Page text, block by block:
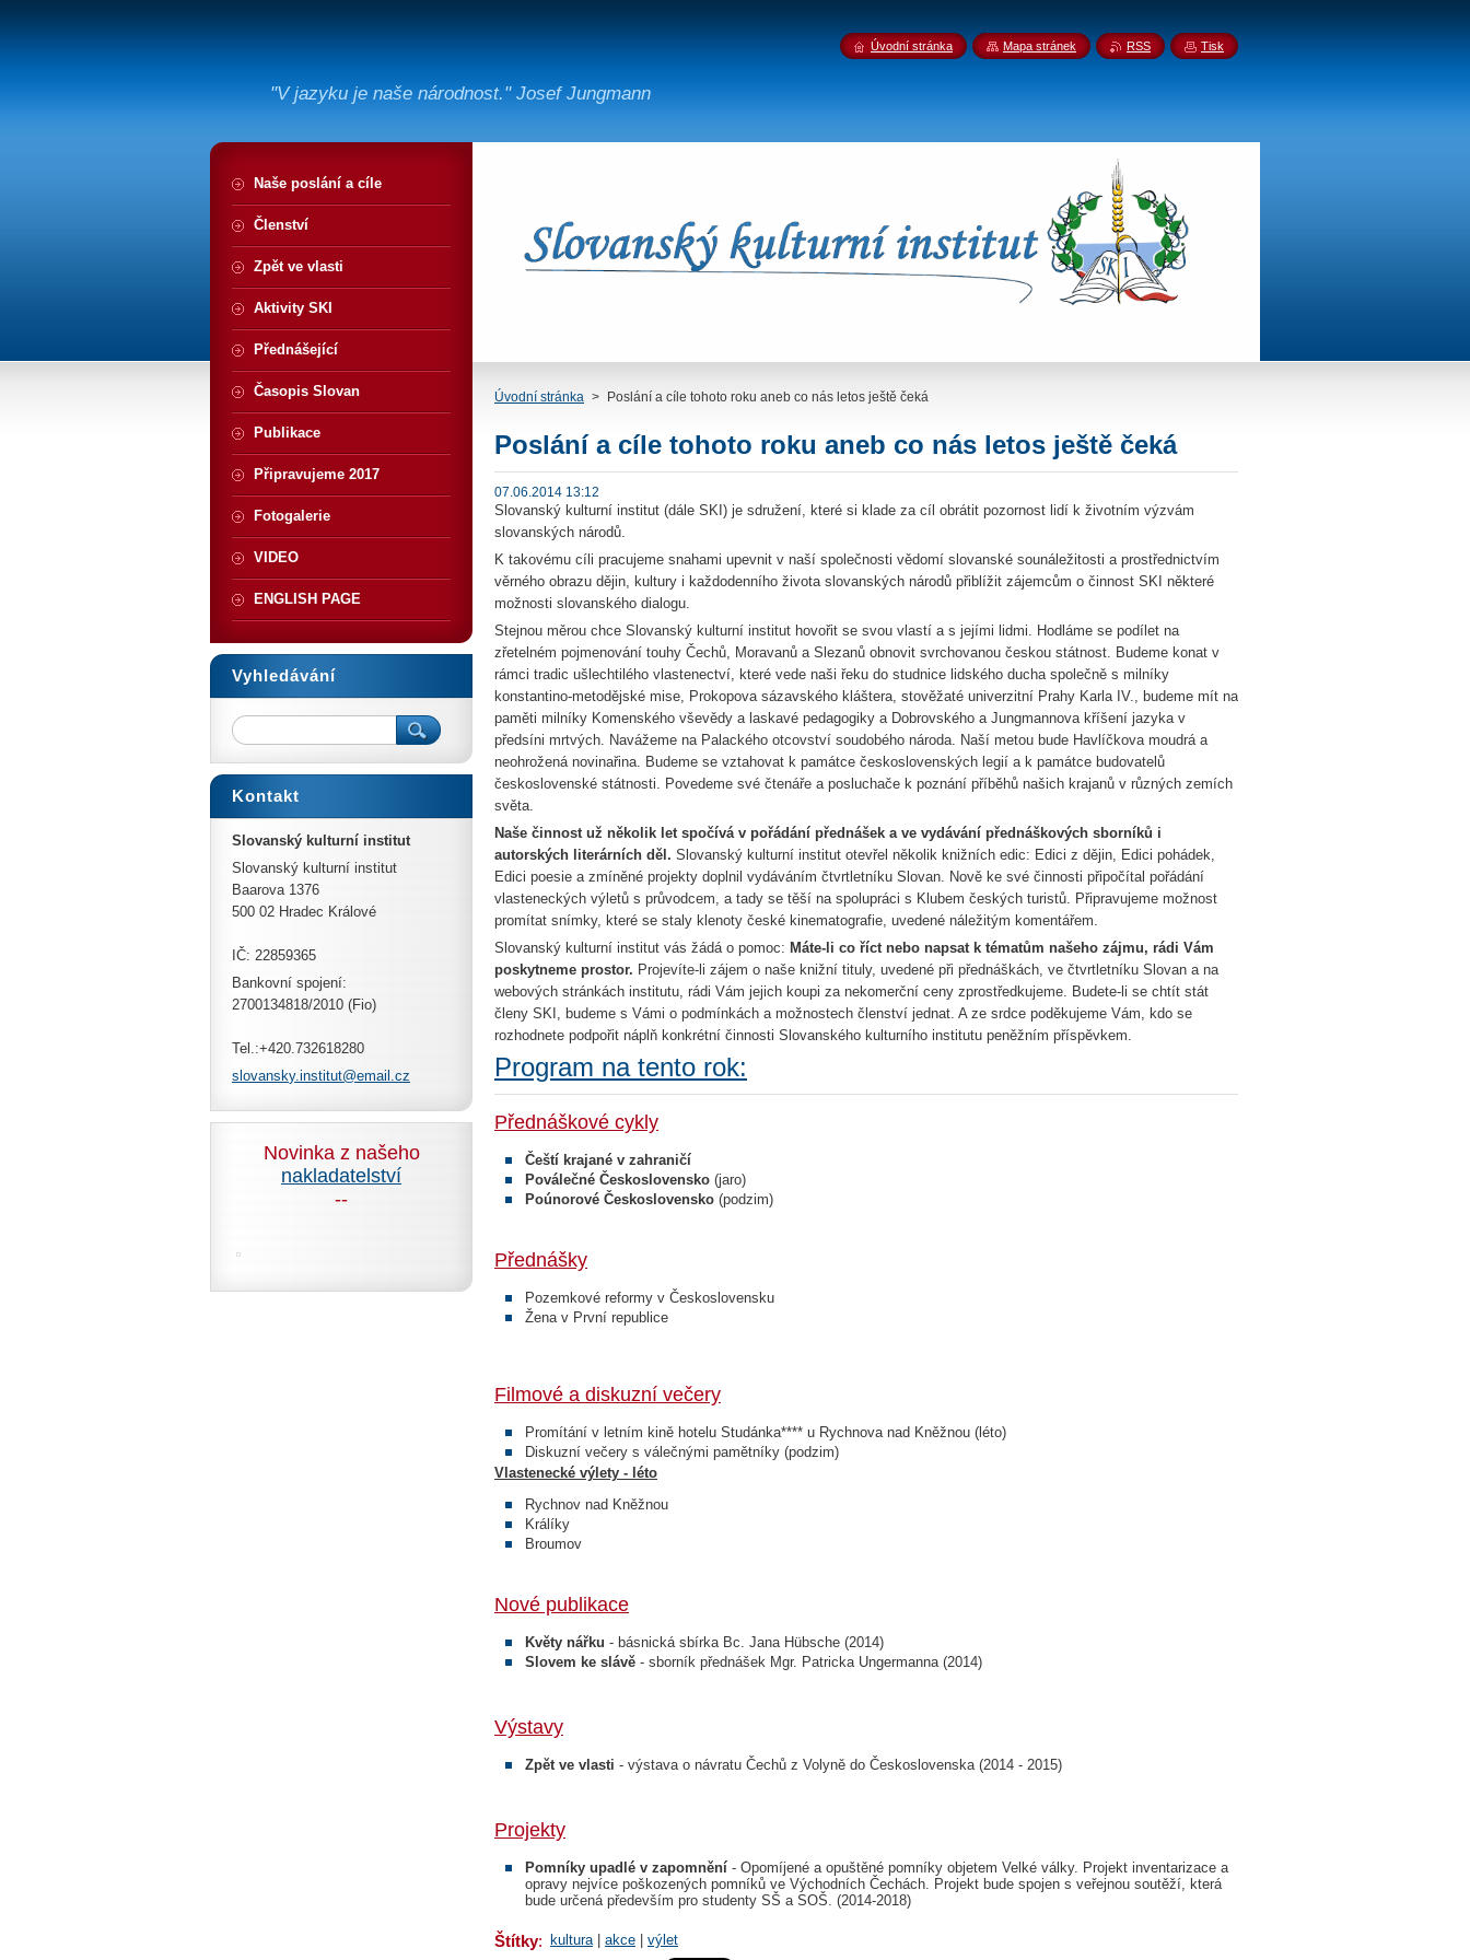
"V jazyku je naše národnost." Josef Jungmann
Úvodní stránka > Poslání a cíle tohoto roku aneb co nás letos ještě čeká
Poslání a cíle tohoto roku aneb co nás letos ještě čeká
07.06.2014 13:12
Slovanský kulturní institut (dále SKI) je sdružení, které si klade za cíl obrátit pozornost lidí k životním výzvám
slovanských národů.
K takovému cíli pracujeme snahami upevnit v naší společnosti vědomí slovanské sounáležitosti a prostřednictvím
věrného obrazu dějin, kultury i každodenního života slovanských národů přiblížit zájemcům o činnost SKI některé
možnosti slovanského dialogu.
Stejnou měrou chce Slovanský kulturní institut hovořit se svou vlastí a s jejími lidmi. Hodláme se podílet na
zřetelném pojmenování touhy Čechů, Moravanů a Slezanů obnovit svrchovanou českou státnost. Budeme konat v
rámci tradic ušlechtilého vlastenectví, které vede naši řeku do studnice lidského ducha společně s milníky
konstantino-metodějské mise, Prokopova sázavského kláštera, stověžaté univerzitní Prahy Karla IV., budeme mít na
paměti milníky Komenského vševědy a laskavé pedagogiky a Dobrovského a Jungmannova kříšení jazyka v
předsíni mrtvých. Navážeme na Palackého otcovství soudobého národa. Naší metou bude Havlíčkova moudrá a
neohrožená novinařina. Budeme se vztahovat k památce československých legií a k památce budovatelů
československé státnosti. Povedeme své čtenáře a posluchače k poznání příběhů našich krajanů v různých zemích
světa.
Naše činnost už několik let spočívá v pořádání přednášek a ve vydávání přednáškových sborníků i
autorských literárních děl. Slovanský kulturní institut otevřel několik knižních edic: Edici z dějin, Edici pohádek,
Edici poesie a zmíněné projekty doplnil vydáváním čtvrtletníku Slovan. Nově ke své činnosti připočítal pořádání
vlasteneckých výletů s průvodcem, a tady se těší na spolupráci s Klubem českých turistů. Připravujeme možnost
promítat snímky, které se staly klenoty české kinematografie, uvedené náležitým komentářem.
Slovanský kulturní institut vás žádá o pomoc: Máte-li co říct nebo napsat k tématům našeho zájmu, rádi Vám
poskytneme prostor. Projevíte-li zájem o naše knižní tituly, uvedené při přednáškách, ve čtvrtletníku Slovan a na
webových stránkách institutu, rádi Vám jejich koupi za nekomerční ceny zprostředkujeme. Budete-li se chtít stát
členy SKI, budeme s Vámi o podmínkách a možnostech členství jednat. A ze srdce poděkujeme Vám, kdo se
rozhodnete podpořit náplň konkrétní činnosti Slovanského kulturního institutu peněžním příspěvkem.
Program na tento rok:
Přednáškové cykly
Čeští krajané v zahraničí
Poválečné Československo (jaro)
Poúnorové Československo (podzim)
Přednášky
Pozemkové reformy v Československu
Žena v První republice
Filmové a diskuzní večery
Promítání v letním kině hotelu Studánka**** u Rychnova nad Kněžnou (léto)
Diskuzní večery s válečnými pamětníky (podzim)
Vlastenecké výlety - léto
Rychnov nad Kněžnou
Králíky
Broumov
Nové publikace
Květy nářku - básnická sbírka Bc. Jana Hübsche (2014)
Slovem ke slávě - sborník přednášek Mgr. Patricka Ungermanna (2014)
Výstavy
Zpět ve vlasti - výstava o návratu Čechů z Volyně do Československa (2014 - 2015)
Projekty
Pomníky upadlé v zapomnění - Opomíjené a opuštěné pomníky objetem Velké války. Projekt inventarizace a
opravy nejvíce poškozených pomníků ve Východních Čechách. Projekt bude spojen s veřejnou soutěží, která
bude určená především pro studenty SŠ a SOŠ. (2014-2018)
Štítky: kultura akce výlet
Naše poslání a cíle
Členství
Zpět ve vlasti
Aktivity SKI
Přednášející
Časopis Slovan
Publikace
Připravujeme 2017
Fotogalerie
VIDEO
ENGLISH PAGE
Vyhledávání
Kontakt
Slovanský kulturní institut
Slovanský kulturní institut
Baarova 1376
500 02 Hradec Králové
IČ: 22859365
Bankovní spojení:
2700134818/2010 (Fio)
Tel.:+420.732618280
slovansky.institut@email .cz
Novinka z našeho
nakladatelství
--
Úvodní stránka Mapa stránek RSS Tisk